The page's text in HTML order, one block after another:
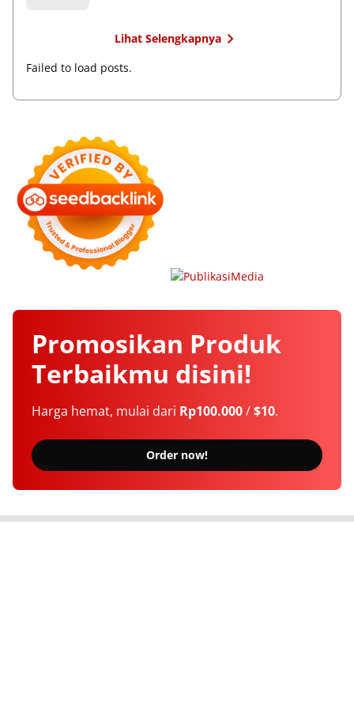
Lihat Selengkapnya
Failed to load posts.
Promosikan Produk
Terbaikmu disini!
Harga hemat, mulai dari Rp100.000/$10.
Order now!